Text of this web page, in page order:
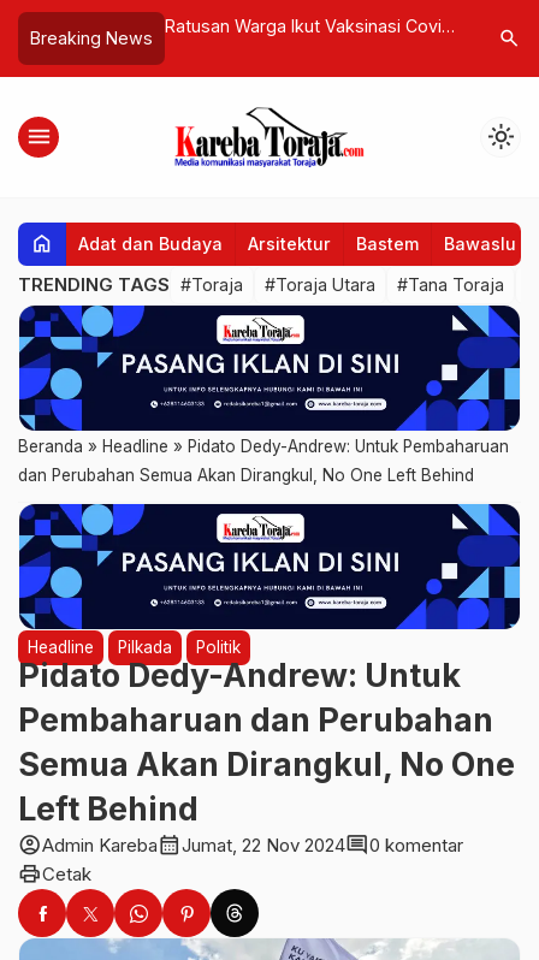
Breaking News
Tana
Modus Test Drive, Pelajar SMK Ini
Motor di Makale
nilai
search
menu light_mode
home Adat dan Budaya Arsitektur Bastem Bawaslu
TRENDING TAGS #Toraja #Toraja Utara #Tana Toraja
Beranda » Headline » Pidato Dedy-Andrew: Untuk Pembaharuan
dan Perubahan Semua Akan Dirangkul, No One Left Behind
Headline Pilkada Politik
Pidato Dedy-Andrew: Untuk
Pembaharuan dan Perubahan
Semua Akan Dirangkul, No One
Left Behind
account_circleAdmin Karebacalendar_monthJumat, 22 Nov 2024comment0 komentar
printCetak